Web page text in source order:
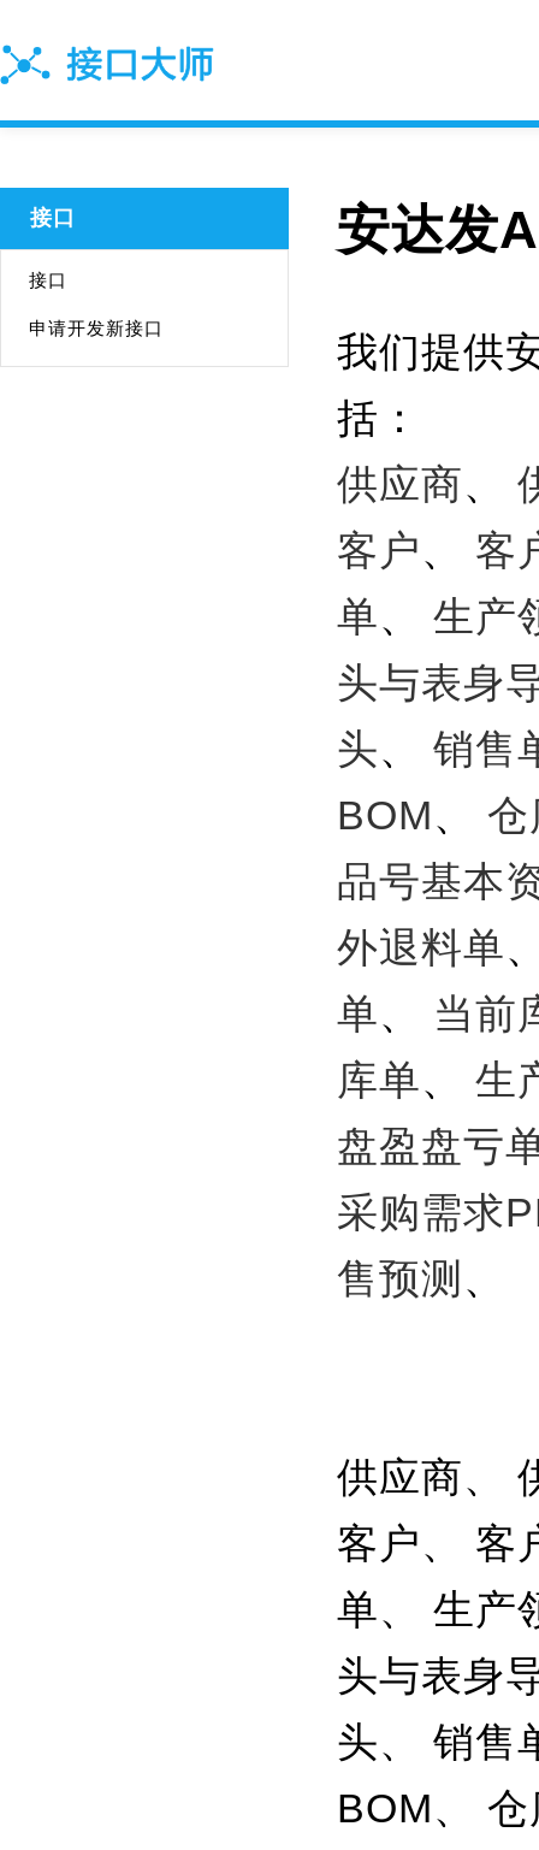
接口
接口
申请开发新接口
安达发
我们提供
括：
供应商、
客户、 客
单、 生产
头与表身
头、 销售
BOM、
品号基本
外退料单
单、 当前
库单、 生
盘盈盘亏
采购需求
售预测 、
供应商、
客户、 客
单、 生产
头与表身
头、 销售
BOM、